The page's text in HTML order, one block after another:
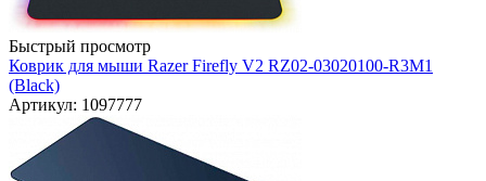
Быстрый просмотр
Коврик для мыши Razer Firefly V2 RZ02-03020100-R3M1
(Black)
Артикул: 1097777